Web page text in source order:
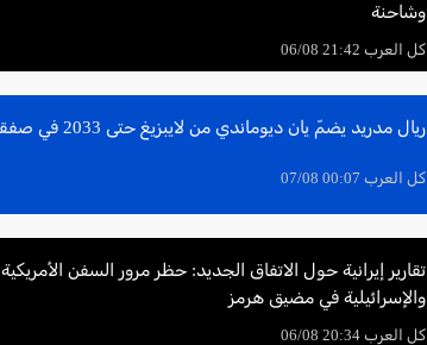
وشاحنة
كل العرب 21:42 06/08
ريال مدريد يضمّ يان ديوماندي من لايبزيغ حتى 2033 في صفقة قياسية
كل العرب 00:07 07/08
تقارير إيرانية حول الاتفاق الجديد: حظر مرور السفن الأمريكية
والإسرائيلية في مضيق هرمز
كل العرب 20:34 06/08